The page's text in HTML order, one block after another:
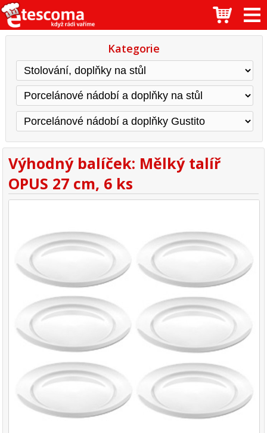
Kategorie
Výhodný balíček: Mělký talíř
OPUS 27 cm, 6 ks